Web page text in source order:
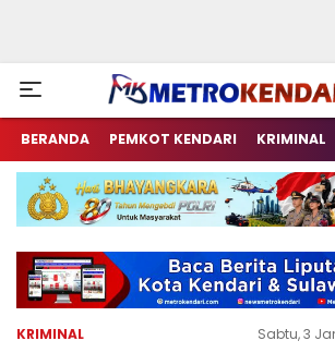
metrokendari
Berita Terkini Sulawesi
BERANDA PEMKOT KENDARI KRIMINAL
KRIMINAL Sabtu, 3